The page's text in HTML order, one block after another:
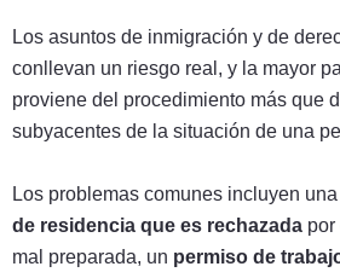
Los asuntos de inmigración y de
conllevan un riesgo real, y la mayor
proviene del procedimiento más que
subyacentes de la situación de una
Los problemas comunes incluyen una
de residencia que es rechazada por
mal preparada, un permiso de